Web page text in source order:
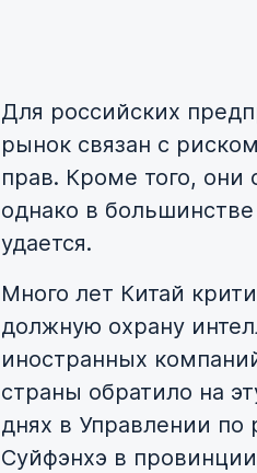
Для российских
рынок связан с
прав. Кроме того, они
однако в
удается.
Много лет Китай
должную охрану
иностранных
страны обратило на
днях в Управлении по
Суйфэнхэ в